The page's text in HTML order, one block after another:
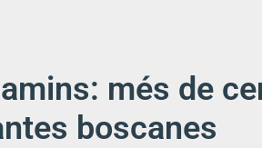
més de
boscanes